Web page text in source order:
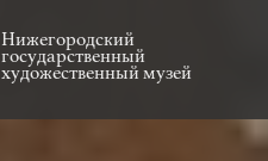
Нижегородский
государственный
художественный музей